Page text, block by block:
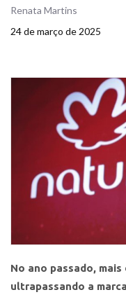
Renata Martins
24 de março de 2025
No ano passado,
ultrapassando a